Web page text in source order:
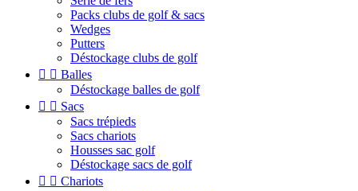
Packs clubs de golf & sacs
Wedges
Putters
Déstockage clubs de golf
  Balles
Déstockage balles de golf
  Sacs
Sacs trépieds
Sacs chariots
Housses sac golf
Déstockage sacs de golf
  Chariots